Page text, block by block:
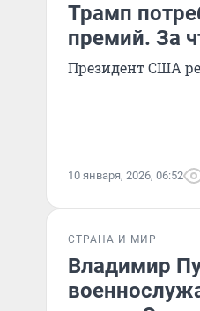
Трамп
премий. За
Президент США
10 января, 2026, 06:52
СТРАНА И МИР
Владимир